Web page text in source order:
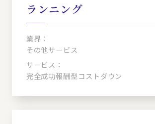
ランニング
業界：
その他サービス
サービス：
完全成功報酬型コストダウン